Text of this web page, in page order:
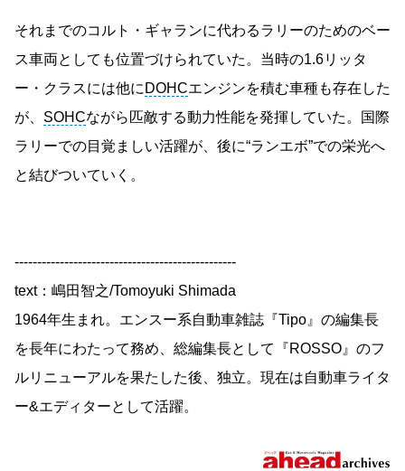
それまでのコルト・ギャランに代わるラリーのためのベー
ス車両としても位置づけられていた。当時の1.6リッタ
ー・クラスには他に DOHCエンジンを積む車種も存在した
が、 SOHCながら匹敵する動力性能を発揮していた。国際
ラリーでの目覚ましい活躍が、後に“ランエボ”での栄光へ
と結びついていく。
-------------------------------------------------
text：嶋田智之/Tomoyuki Shimada
1964年生まれ。エンスー系自動車雑誌『Tipo』の編集長
を長年にわたって務め、総編集長として『ROSSO』のフ
ルリニューアルを果たした後、独立。現在は自動車ライタ
ー&エディターとして活躍。